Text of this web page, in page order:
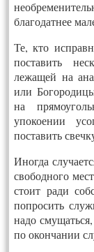
благодатнее
Те, кто
поставить
лежащей на
или
на
упокоении
поставить
Иногда
свободного
стоит ради
попросить
надо
по окончании